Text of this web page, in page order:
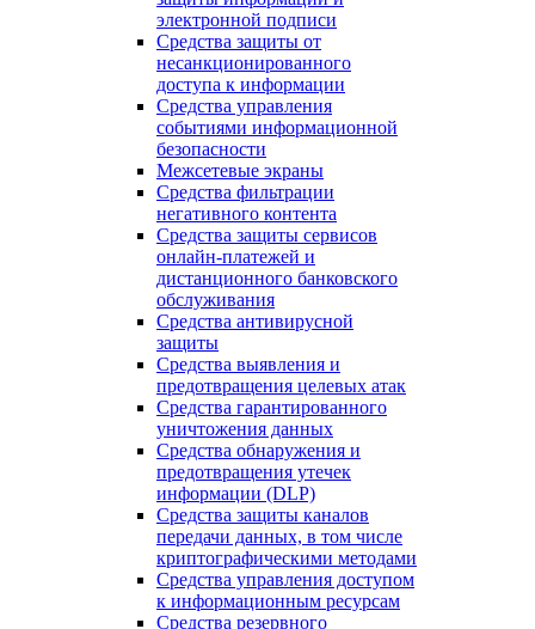
электронной подписи
Средства защиты от
несанкционированного
доступа к информации
Средства управления
событиями информационной
безопасности
Межсетевые экраны
Средства фильтрации
негативного контента
Средства защиты сервисов
онлайн-платежей и
дистанционного банковского
обслуживания
Средства антивирусной
защиты
Средства выявления и
предотвращения целевых атак
Средства гарантированного
уничтожения данных
Средства обнаружения и
предотвращения утечек
информации (DLP)
Средства защиты каналов
передачи данных, в том числе
криптографическими методами
Средства управления доступом
к информационным ресурсам
Средства резервного